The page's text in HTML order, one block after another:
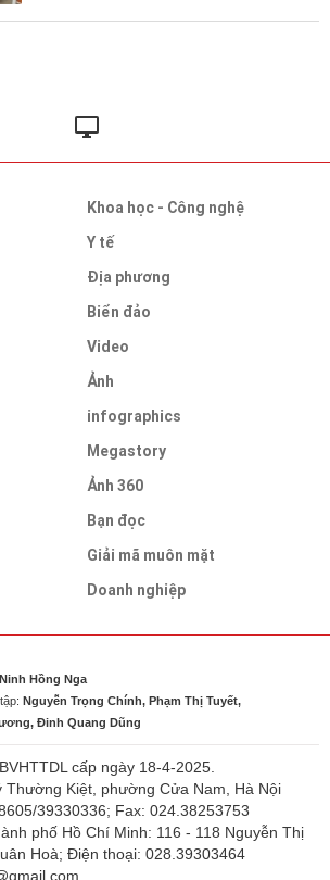
Khoa học - Công nghệ
Y tế
Địa phương
Biển đảo
Video
Ảnh
infographics
Megastory
Ảnh 360
Bạn đọc
Giải mã muôn mặt
Doanh nghiệp
Ninh Hồng Nga
Nguyễn Trọng Chính, Phạm Thị Tuyết,
Đinh Quang Dũng
cấp ngày 18-4-2025.
Thường Kiệt, phường Cửa Nam, Hà Nội
39330336; Fax: 024.38253753
phố Hồ Chí Minh: 116 - 118 Nguyễn Thị
Hoà; Điện thoại: 028.39303464